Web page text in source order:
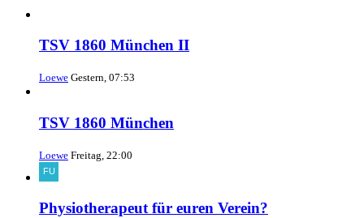
TSV 1860 München II
Loewe Gestern, 07:53
TSV 1860 München
Loewe Freitag, 22:00
Physiotherapeut für euren Verein?